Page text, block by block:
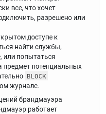
все, что хочет
разрешено или
доступе к
найти службы,
или попытаться
предмет потенциальных
BLOCK
журнале.
брандмауэра
работает